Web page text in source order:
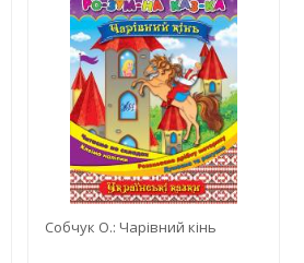
Собчук О.: Чарівний кінь